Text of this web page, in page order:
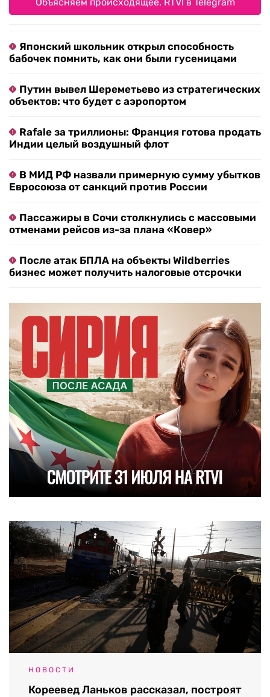
Японский школьник открыл способность
бабочек помнить, как они были гусеницами
Путин вывел Шереметьево из стратегических
объектов: что будет с аэропортом
Rafale за триллионы: Франция готова продать
Индии целый воздушный флот
В МИД РФ назвали примерную сумму убытков
Евросоюза от санкций против России
Пассажиры в Сочи столкнулись с массовыми
отменами рейсов из-за плана «Ковер»
После атак БПЛА на объекты Wildberries
бизнес может получить налоговые отсрочки
НОВОСТИ
Кореевед Ланьков рассказал, построят